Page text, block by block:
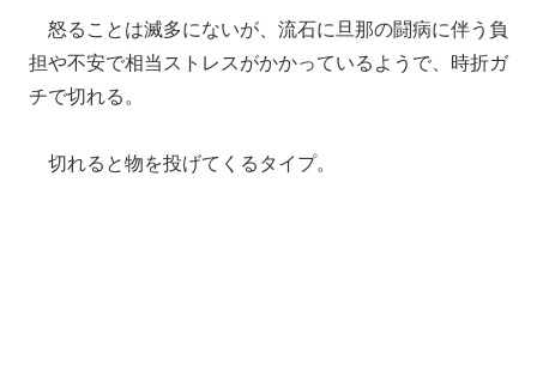
怒ることは滅多にないが、流石に旦那の闘病に伴う負
担や不安で相当ストレスがかかっているようで、時折ガ
チで切れる。
切れると物を投げてくるタイプ。